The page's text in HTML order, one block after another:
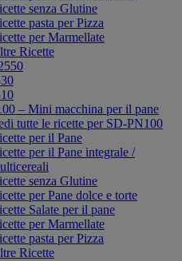
senza Glutine
pasta per Pizza
per Marmellate
Ricette
– Mini macchina per il pane
tutte le ricette per SD-PN100
per il Pane
per il Pane integrale /
senza Glutine
per Pane dolce e torte
Salate per il pane
per Marmellate
pasta per Pizza
Ricette